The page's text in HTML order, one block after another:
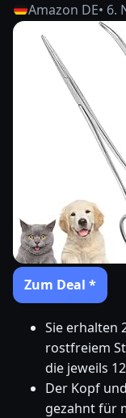
Amazon DE• 6.
Zum Deal *
Sie erhalten
rostfreiem
die jeweils
Der Kopf
gezahnt für